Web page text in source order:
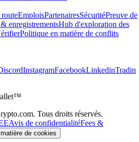
EmploisPartenairesSécuritéPreuve de
enregistrementsHub d'exploration des
Politique en matière de conflits
InstagramFacebookLinkedinTradin
Tous droits réservés.
Avis de confidentialitéFees &
de cookies